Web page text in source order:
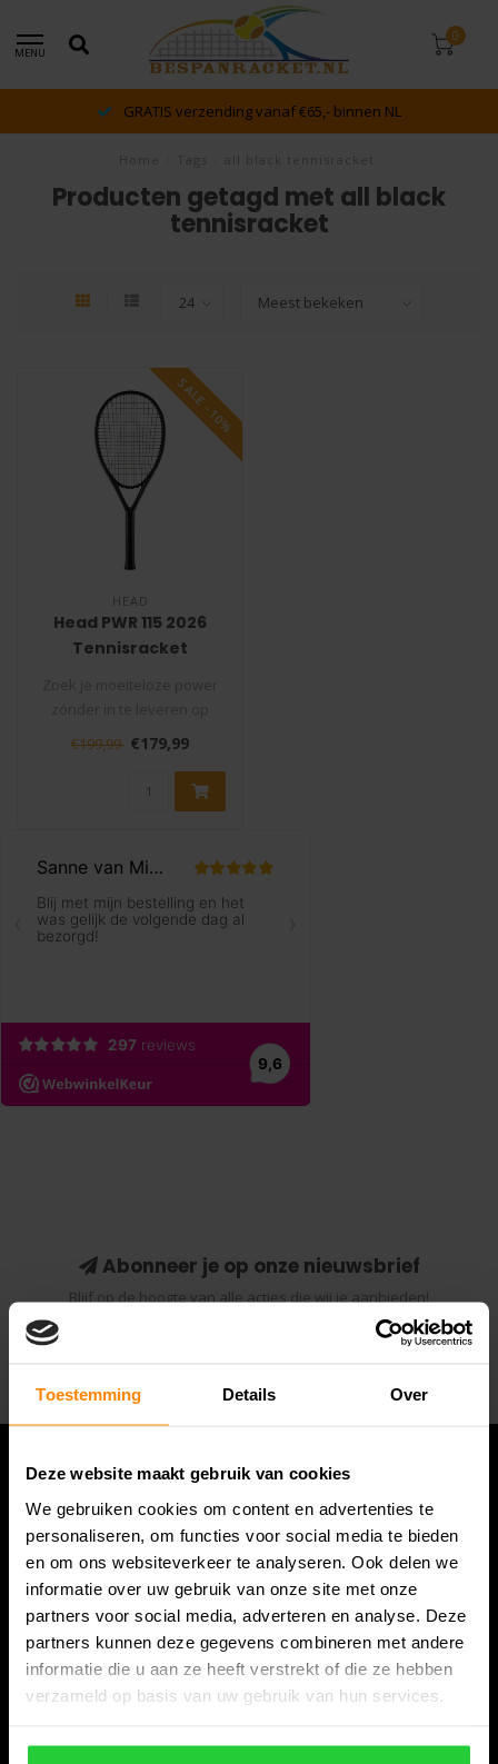
Toestemming Details Over
Deze website maakt gebruik van cookies
We gebruiken cookies om content en advertenties te
personaliseren, om functies voor social media te bieden
en om ons websiteverkeer te analyseren. Ook delen we
informatie over uw gebruik van onze site met onze
partners voor social media, adverteren en analyse. Deze
partners kunnen deze gegevens combineren met andere
informatie die u aan ze heeft verstrekt of die ze hebben
verzameld op basis van uw gebruik van hun services.
MENU
0
GRATIS verzending vanaf €65,- binnen NL
Producten getagd met all black
tennisracket
SALE -10%
HEAD
Head PWR 115 2026
Tennisracket
comfort? De Head PWR 115
€199,99 €179,99
Abonneer je op onze nieuwsbrief
Blijf op de hoogte van alle acties die wij je aanbieden!
Abonneer
Bespanracket.nl is dé racketspecialist van Lelystad en
omstreken.
Snijdersstraat 6